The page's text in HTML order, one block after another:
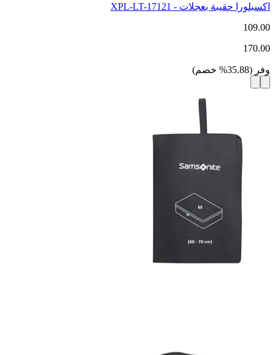
اكسبلورا حقيبة بعجلات - XPL-LT-17121
109.00
170.00
وفر (
35.88
% خصم)